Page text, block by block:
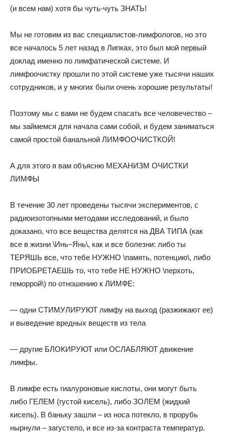
(и всем нам) хотя бы чуть-чуть ЗНАТЬ!
Мы не готовим из вас специалистов-лимфологов, но это
все началось 5 лет назад в Липках, это был мой первый
доклад именно по лимфатической системе. И
лимфоочистку прошли по этой системе уже тысячи наших
сотрудников, и у многих были очень хорошие результаты!
Поэтому мы с вами не будем спасать все человечество –
мы займемся для начала сами собой, и будем заниматься
самой простой банальной ЛИМФООЧИСТКОЙ!
А для этого я вам объясню МЕХАНИЗМ ОЧИСТКИ
ЛИМФЫ
В течение 30 лет проведены тысячи экспериментов, с
радиоизотопными методами исследований, и было
доказано, что все вещества делятся на ДВА ТИПА (как
все в жизни \Инь–Янь\, как и все болезни: либо ты
ТЕРЯШЬ все, что тебе НУЖНО \память, потенцию\, либо
ПРИОБРЕТАЕШЬ то, что тебе НЕ НУЖНО \перхоть,
геморрой\) по отношению к ЛИМФЕ:
— одни СТИМУЛИРУЮТ лимфу на выход (разжижают ее)
и выведение вредных веществ из тела
— другие БЛОКИРУЮТ или ОСЛАБЛЯЮТ движение
лимфы.
В лимфе есть гиалуроновые кислоты, они могут быть
либо ГЕЛЕМ (густой кисель), либо ЗОЛЕМ (жидкий
кисель). В баньку зашли – из носа потекло, в прорубь
нырнули – загустело, и все из-за контраста температур.